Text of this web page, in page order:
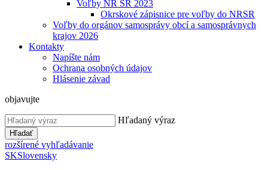
Voľby NR SR 2023
Okrskové zápisnice pre voľby do NRSR
Voľby do orgánov samosprávy obcí a samosprávnych
krajov 2026
Kontakty
Napíšte nám
Ochrana osobných údajov
Hlásenie závad
objavujte
Hľadaný výraz
Hľadať
rozšírené vyhľadávanie
SKSlovensky